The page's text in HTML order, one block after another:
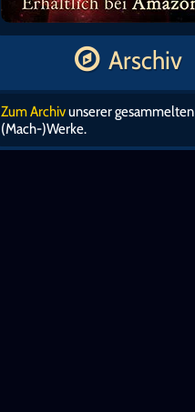
Arschiv
Zum Archivunserer gesammelten
(Mach-)Werke.